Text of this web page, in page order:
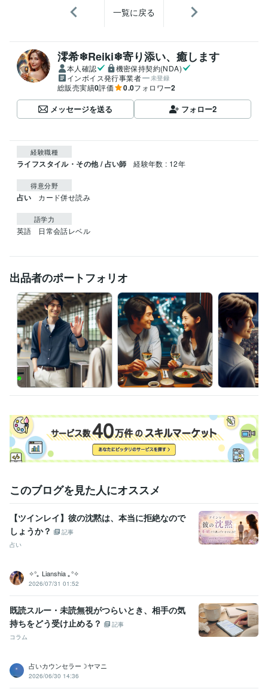
一覧に戻る
澪希❄Reiki❄寄り添い、癒します
本人確認
機密保持契約(NDA)
インボイス発行事業者
未登録
総販売実績0評価 0.0フォロワー2
メッセージを送る フォロー2
経験職種
ライフスタイル・その他 / 占い師 経験年数 : 12年
得意分野
占い カード併せ読み
語学力
英語 日常会話レベル
出品者のポートフォリオ
このブログを見た人にオススメ
【ツインレイ】彼の沈黙は、本当に拒絶なので
しょうか？
記事
占い
✧°｡ Lianshia ｡°✧
2026/07/31 01:52
既読スルー・未読無視がつらいとき、相手の気
持ちをどう受け止める？
記事
コラム
占いカウンセラー☽ヤマニ
2026/06/30 14:36